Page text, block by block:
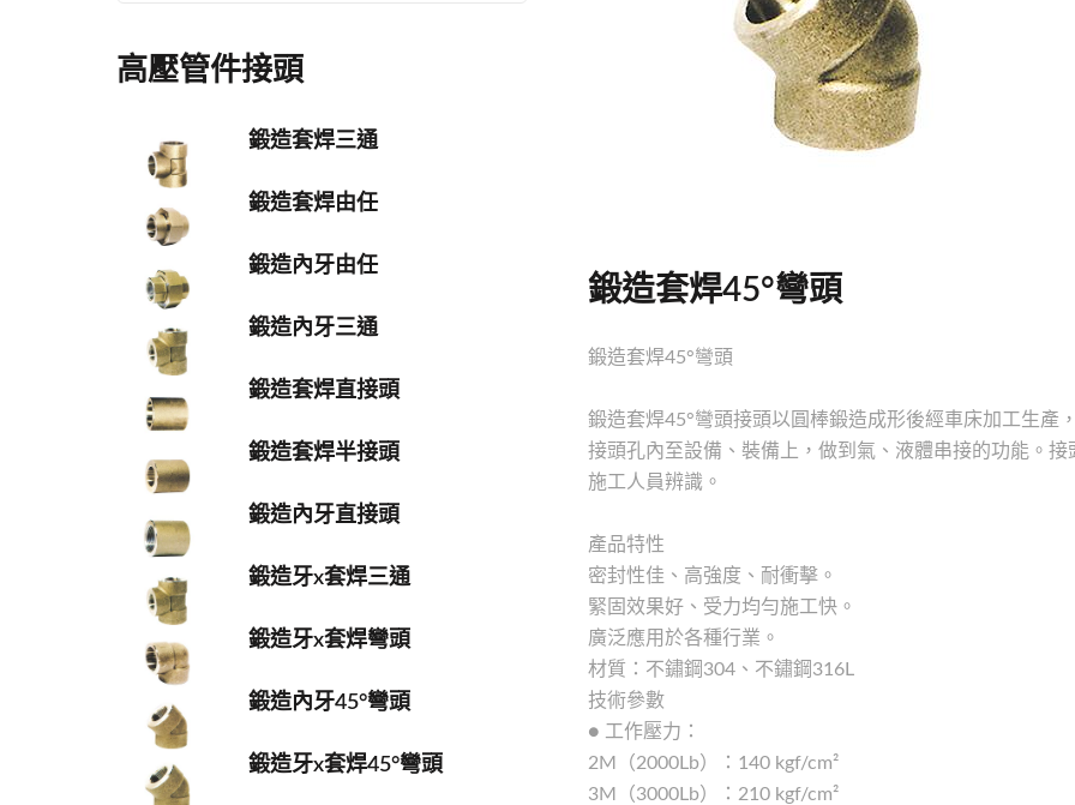
高壓管件接頭
鍛造套焊三通
鍛造套焊由任
鍛造內牙由任
鍛造內牙三通
鍛造套焊直接頭
鍛造套焊半接頭
鍛造內牙直接頭
鍛造牙x套焊三通
鍛造牙x套焊彎頭
鍛造內牙45°彎頭
鍛造牙x套焊45°彎頭
鍛造套焊45°彎頭
鍛造套焊45°彎頭
鍛造套焊45°彎頭接頭以圓棒鍛造成形後經車床加工生產
接頭孔內至設備、裝備上，做到氣、液體串接的功能。
施工人員辨識。
產品特性
密封性佳、高強度、耐衝擊。
緊固效果好、受力均勻施工快。
廣泛應用於各種行業。
材質：不鏽鋼304、不鏽鋼316L
技術參數
● 工作壓力：
2M（2000Lb）：140 kgf/cm²
3M（3000Lb）：210 kgf/cm²